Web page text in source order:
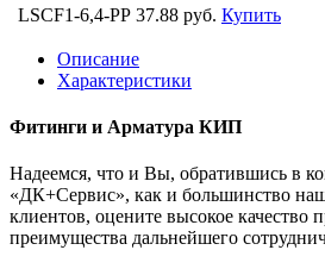
LSCF1-6,4-PP 37.88 руб. Купить
Описание
Характеристики
Фитинги и Арматура КИП
Надеемся, что и Вы, обратившись в
«ДК+Сервис», как и большинство
клиентов, оцените высокое качество
преимущества дальнейшего